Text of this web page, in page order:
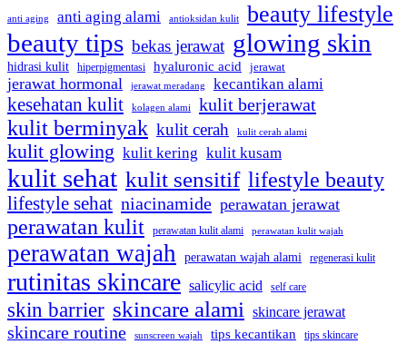
anti aging anti aging alami antioksidan kulit beauty lifestyle
beauty tips bekas jerawat glowing skin
hidrasi kulit hiperpigmentasi hyaluronic acid jerawat
jerawat hormonal jerawat meradang kecantikan alami
kesehatan kulit kolagen alami kulit berjerawat
kulit berminyak kulit cerah kulit cerah alami
kulit glowing kulit kering kulit kusam
kulit sehat kulit sensitif lifestyle beauty
lifestyle sehat niacinamide perawatan jerawat
perawatan kulit perawatan kulit alami perawatan kulit wajah
perawatan wajah perawatan wajah alami regenerasi kulit
rutinitas skincare salicylic acid self care
skin barrier skincare alami skincare jerawat
skincare routine sunscreen wajah tips kecantikan tips skincare